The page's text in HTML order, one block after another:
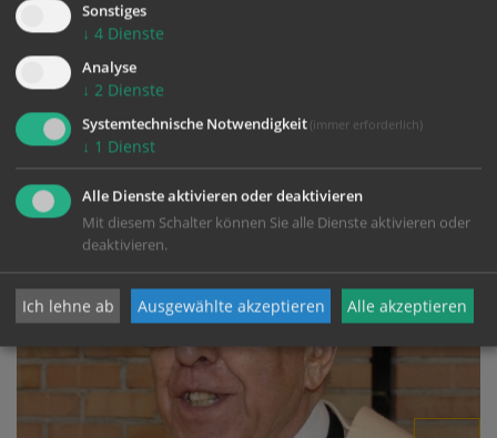
Sonstiges
↓ 4 Dienste
Analyse
↓ 2 Dienste
Systemtechnische Notwendigkeit (immer erforderlich)
↓ 1 Dienst
Alle Dienste aktivieren oder deaktivieren
Mit diesem Schalter können Sie alle Dienste aktivieren oder
deaktivieren.
Ich lehne ab Ausgewählte akzeptieren Alle akzeptieren